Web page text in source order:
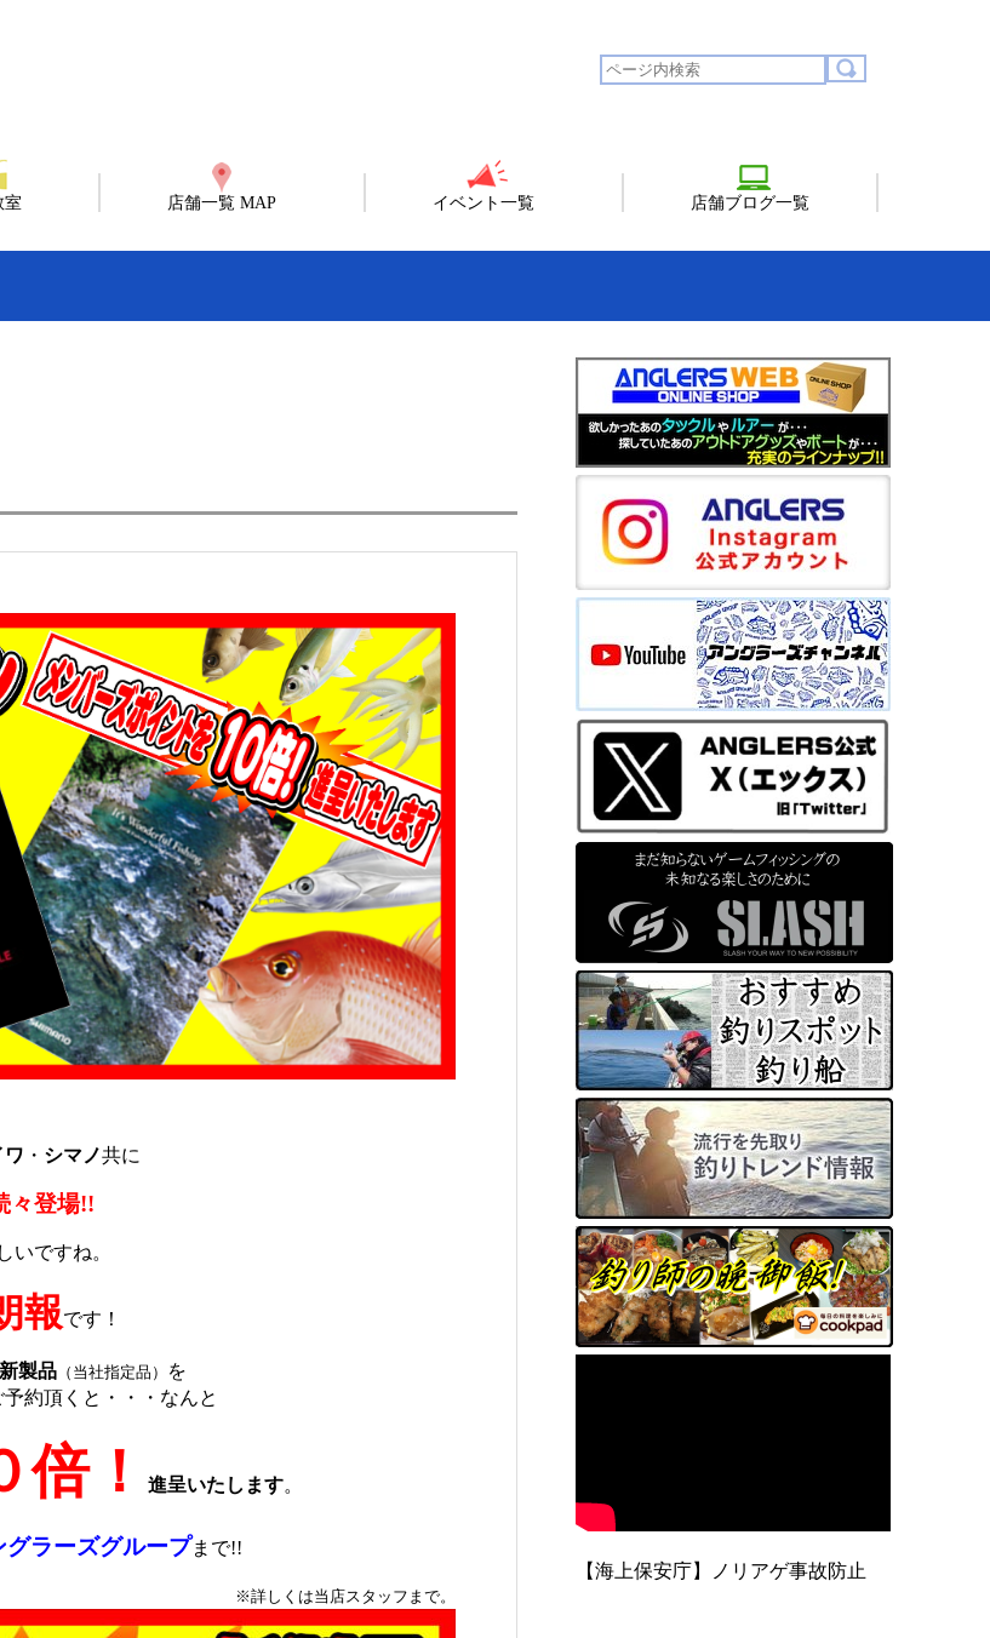
室 店舗一覧 MAP イベント一覧 店舗ブログ一覧
ワ ・ シマノ共に
々登場!!
いですね。
報です！
製品（当社指定品）
を
約頂くと・・・なんと
倍！ 進呈いたします。
グラーズグループまで!!
※詳しくは当店スタッフまで。
【海上保安庁】ノリアゲ事故防止